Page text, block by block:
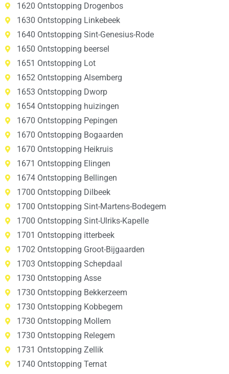
1620 Ontstopping Drogenbos
1630 Ontstopping Linkebeek
1640 Ontstopping Sint-Genesius-Rode
1650 Ontstopping beersel
1651 Ontstopping Lot
1652 Ontstopping Alsemberg
1653 Ontstopping Dworp
1654 Ontstopping huizingen
1670 Ontstopping Pepingen
1670 Ontstopping Bogaarden
1670 Ontstopping Heikruis
1671 Ontstopping Elingen
1674 Ontstopping Bellingen
1700 Ontstopping Dilbeek
1700 Ontstopping Sint-Martens-Bodegem
1700 Ontstopping Sint-Ulriks-Kapelle
1701 Ontstopping itterbeek
1702 Ontstopping Groot-Bijgaarden
1703 Ontstopping Schepdaal
1730 Ontstopping Asse
1730 Ontstopping Bekkerzeem
1730 Ontstopping Kobbegem
1730 Ontstopping Mollem
1730 Ontstopping Relegem
1731 Ontstopping Zellik
1740 Ontstopping Ternat